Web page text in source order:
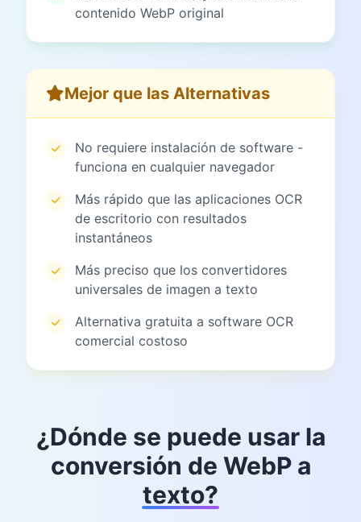
contenido WebP original
Mejor que las Alternativas
No requiere instalación de software -
funciona en cualquier navegador
Más rápido que las aplicaciones OCR
de escritorio con resultados
instantáneos
Más preciso que los convertidores
universales de imagen a texto
Alternativa gratuita a software OCR
comercial costoso
¿Dónde se puede usar la
conversión de WebP a
texto?